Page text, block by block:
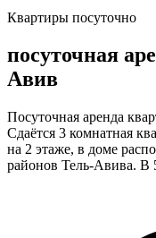
Квартиры посуточно
посуточная
Авив
Посуточная аренда
Сдаётся 3 комнатная
на 2 этаже, в доме
районов Тель-Авива. В